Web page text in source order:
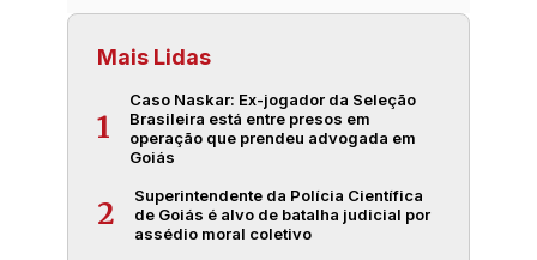
Mais Lidas
1
Caso Naskar: Ex-jogador da Seleção
Brasileira está entre presos em
operação que prendeu advogada em
Goiás
2
Superintendente da Polícia Científica
de Goiás é alvo de batalha judicial por
assédio moral coletivo